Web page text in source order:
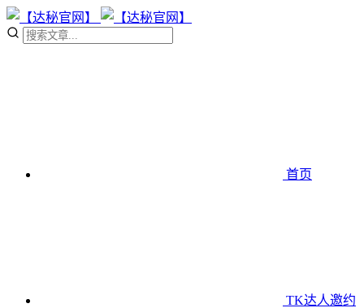
首页
TK达人邀约